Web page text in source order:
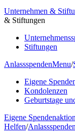
Unternehmen &
& Stiftungen
Stiftungen
AnlassspendenMenu/
Eigene
Kondolenzen
Geburtstage
Eigene Spendenaktion
Helfen/Anlassspenden